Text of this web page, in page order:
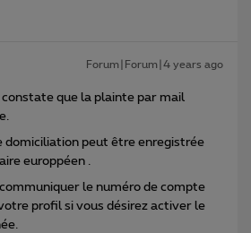
Forum|Forum|4 years ago
constate que la plainte par mail
domiciliation peut être enregistrée
europpéen .
le numéro de compte
profil si vous désirez activer le